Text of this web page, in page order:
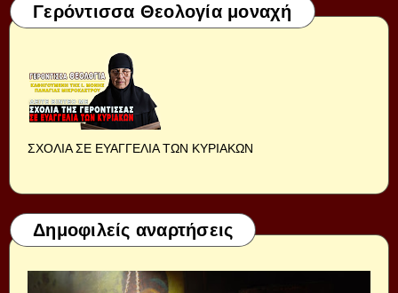
Γερόντισσα Θεολογία μοναχή
ΣΧΟΛΙΑ ΣΕ ΕΥΑΓΓΕΛΙΑ ΤΩΝ ΚΥΡΙΑΚΩΝ
Δημοφιλείς αναρτήσεις